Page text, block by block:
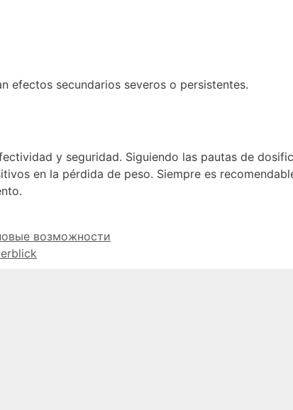
efectos secundarios severos o persistentes.
y seguridad. Siguiendo las pautas de
en la pérdida de peso. Siempre es
возможности